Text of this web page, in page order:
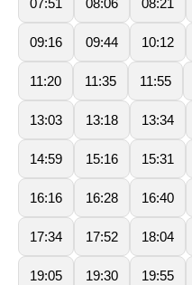
09:16 09:44 10:12
11:20 11:35 11:55
13:03 13:18 13:34
14:59 15:16 15:31
16:16 16:28 16:40
17:34 17:52 18:04
19:05 19:30 19:55